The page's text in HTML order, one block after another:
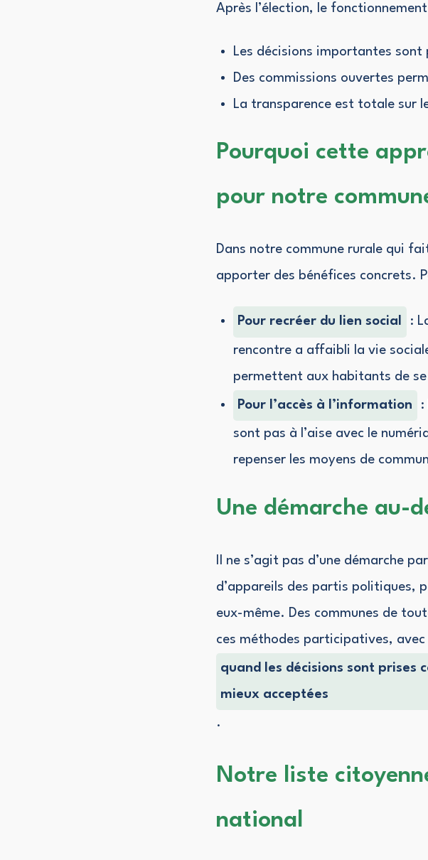
Après l’élection, le
Les décisions importantes
Des commissions ouvertes
La transparence est totale sur
Pourquoi cette
pour notre
Dans notre commune rurale qui
apporter des bénéfices concrets.
Pour recréer du lien social :
rencontre a affaibli la vie
permettent aux habitants de
Pour l’accès à l’information :
sont pas à l’aise avec le
repenser les moyens de
Une démarche au-
Il ne s’agit pas d’une démarche
d’appareils des partis politiques,
eux-même. Des communes de
ces méthodes participatives,
quand les décisions sont
mieux acceptées
.
Notre liste
national